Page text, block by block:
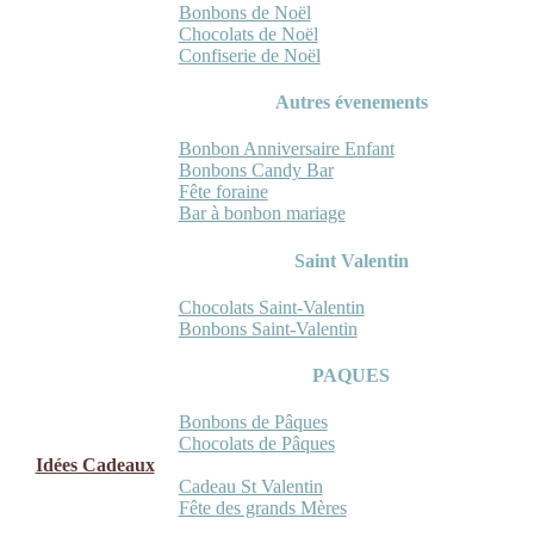
Bonbons de Noël
Chocolats de Noël
Confiserie de Noël
Autres évenements
Bonbon Anniversaire Enfant
Bonbons Candy Bar
Fête foraine
Bar à bonbon mariage
Saint Valentin
Chocolats Saint-Valentin
Bonbons Saint-Valentin
PAQUES
Bonbons de Pâques
Chocolats de Pâques
Idées Cadeaux
Cadeau St Valentin
Fête des grands Mères